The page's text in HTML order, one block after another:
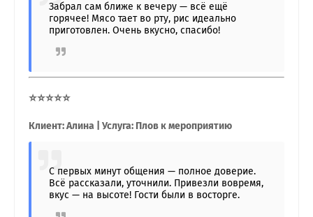
Забрал сам ближе к вечеру — всё ещё
горячее! Мясо тает во рту, рис идеально
приготовлен. Очень вкусно, спасибо!
⭐⭐⭐⭐⭐
Клиент: Алина | Услуга: Плов к мероприятию
С первых минут общения — полное доверие.
Всё рассказали, уточнили. Привезли вовремя,
вкус — на высоте! Гости были в восторге.